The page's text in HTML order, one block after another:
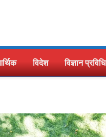
विदेश विज्ञान प्रविधि